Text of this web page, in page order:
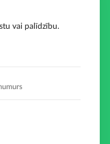
vai palīdzību.